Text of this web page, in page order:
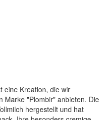
eine Kreation, die wir
Marke "Plombir" anbieten. Die
hergestellt und hat